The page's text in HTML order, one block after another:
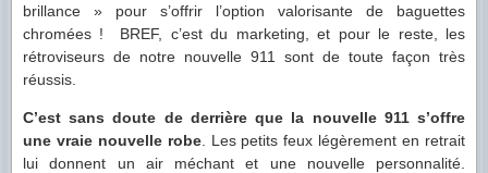
brillance » pour s’offrir l’option valorisante de baguettes
chromées ! BREF, c’est du marketing, et pour le reste, les
rétroviseurs de notre nouvelle 911 sont de toute façon très
réussis.
C’est sans doute de derrière que la nouvelle 911 s’offre
une vraie nouvelle robe. Les petits feux légèrement en retrait
lui donnent un air méchant et une nouvelle personnalité.